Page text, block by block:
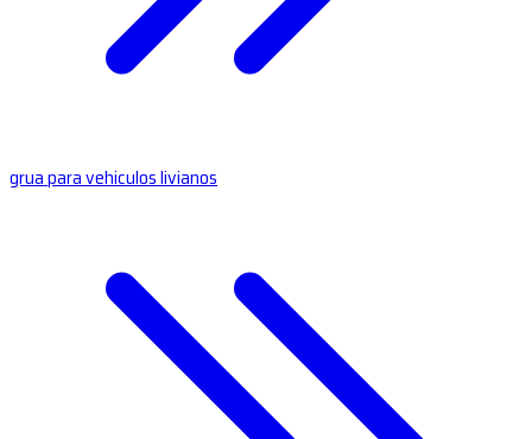
grua para vehiculos livianos